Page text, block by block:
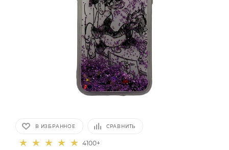
В ИЗБРАННОЕ СРАВНИТЬ
4100+